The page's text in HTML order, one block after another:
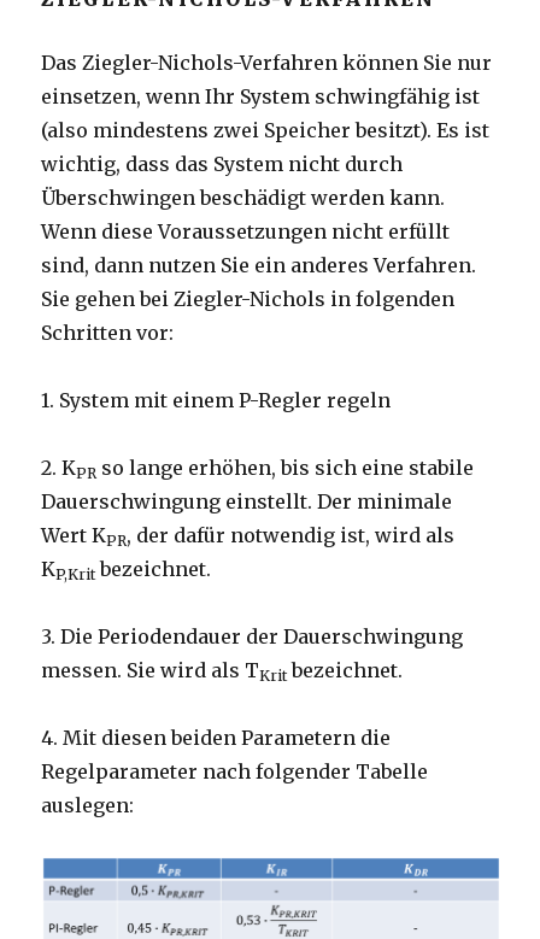
Das Ziegler-Nichols-Verfahren können Sie nur
einsetzen, wenn Ihr System schwingfähig ist
(also mindestens zwei Speicher besitzt). Es ist
wichtig, dass das System nicht durch
Überschwingen beschädigt werden kann.
Wenn diese Voraussetzungen nicht erfüllt
sind, dann nutzen Sie ein anderes Verfahren.
Sie gehen bei Ziegler-Nichols in folgenden
Schritten vor:
1. System mit einem P-Regler regeln
2. KPR so lange erhöhen, bis sich eine stabile
Dauerschwingung einstellt. Der minimale
Wert KPR, der dafür notwendig ist, wird als
KP,Kritbezeichnet.
3. Die Periodendauer der Dauerschwingung
messen. Sie wird als TKritbezeichnet.
4. Mit diesen beiden Parametern die
Regelparameter nach folgender Tabelle
auslegen: